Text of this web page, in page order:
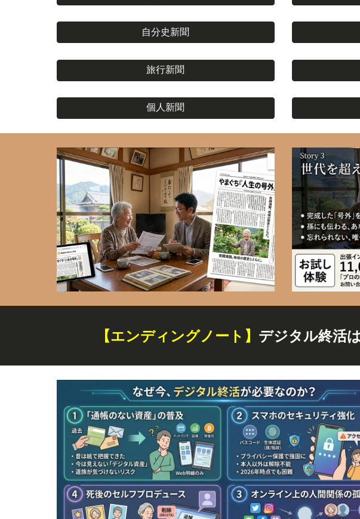
自分史新聞
旅行新聞
個人新聞
【エンディングノート】 デジタル終活